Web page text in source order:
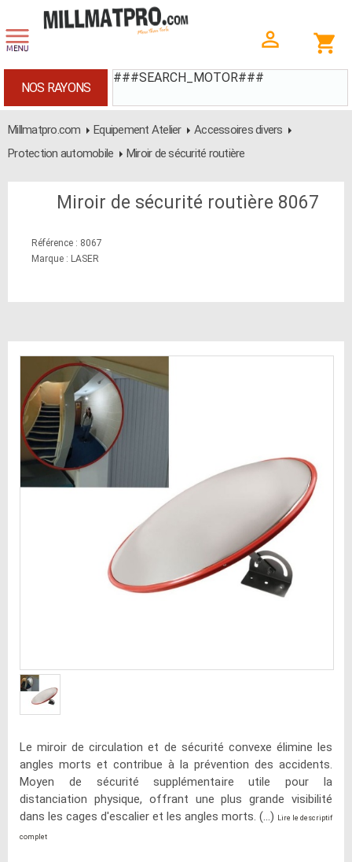
###SEARCH_MOTOR###
NOS RAYONS
Millmatpro.com Equipement Atelier
Accessoires divers
Protection automobile
Miroir de sécurité routière
Miroir de sécurité routière 8067
Référence : 8067
Marque : LASER
Le miroir de circulation et de sécurité convexe élimine les
angles morts et contribue à la prévention des accidents.
Moyen de sécurité supplémentaire utile pour la
distanciation physique, offrant une plus grande visibilité
dans les cages d'escalier et les angles morts. (...)
Lire le descriptif
complet